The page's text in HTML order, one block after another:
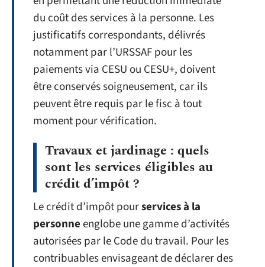
du coût des services à la personne. Les
justificatifs correspondants, délivrés
notamment par l’URSSAF pour les
paiements via CESU ou CESU+, doivent
être conservés soigneusement, car ils
peuvent être requis par le fisc à tout
moment pour vérification.
Travaux et jardinage : quels
sont les services éligibles au
crédit d’impôt ?
Le crédit d’impôt pourservices à la
personneenglobe une gamme d’activités
autorisées par le Code du travail. Pour les
contribuables envisageant de déclarer des